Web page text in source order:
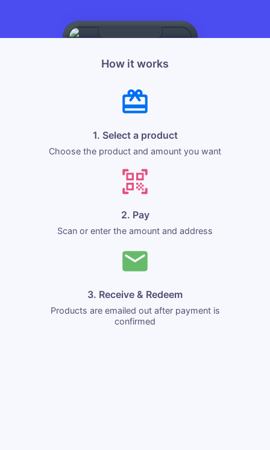
How it works
1. Select a product
Choose the product and amount you want
2. Pay
Scan or enter the amount and address
3. Receive & Redeem
Products are emailed out after payment is
confirmed